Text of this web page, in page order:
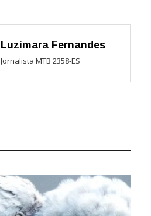
Luzimara Fernandes
Jornalista MTB 2358-ES